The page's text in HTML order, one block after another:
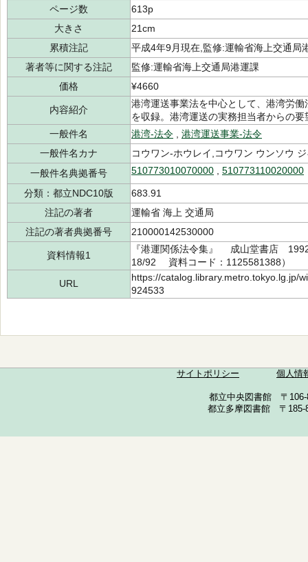
ページ数
613p
大きさ
21cm
累積注記
平成4年9月現在,監修:運輸省海上交通局
著者等に関する注記
監修:運輸省海上交通局港運課
価格
¥4660
内容紹介
港湾運送事業法を中心として、港湾労
を収録。港湾運送の実務担当者からの
一般件名
港湾-法令
港湾運送事業-法令
一般件名カナ
コウワン-ホウレイ,コウワン ウンソウ
一般件名典拠番号
510773010070000 510773110020000
分類：都立NDC10版
683.91
注記の著者
運輸省 海上 交通局
注記の著者典拠番号
210000142530000
資料情報1
『港運関係法令集』 成山堂書店
18/92 資料コード：1125581388）
URL
https://catalog.library.metro.tokyo.lg.jp/
924533
サイトポリシー 個人情
都立中央図書館 〒
都立多摩図書館 〒185-